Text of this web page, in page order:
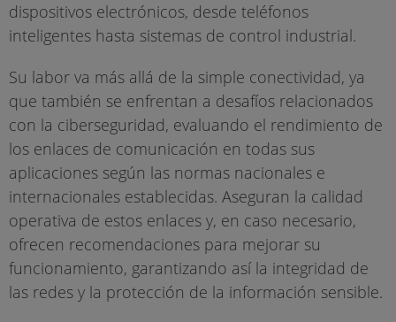
dispositivos electrónicos, desde teléfonos
inteligentes hasta sistemas de control industrial.
Su labor va más allá de la simple conectividad, ya
que también se enfrentan a desafíos relacionados
con la ciberseguridad, evaluando el rendimiento de
los enlaces de comunicación en todas sus
aplicaciones según las normas nacionales e
internacionales establecidas. Aseguran la calidad
operativa de estos enlaces y, en caso necesario,
ofrecen recomendaciones para mejorar su
funcionamiento, garantizando así la integridad de
las redes y la protección de la información sensible.